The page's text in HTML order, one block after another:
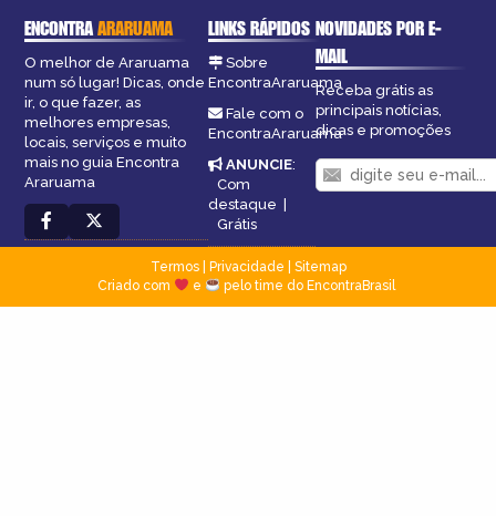
ENCONTRAARARUAMA
O melhor de Araruama
num só lugar! Dicas, onde
ir, o que fazer, as
melhores empresas,
locais, serviços e muito
mais no guia Encontra
Araruama
LINKS RÁPIDOS
Sobre
EncontraAraruama
Fale com o
EncontraAraruama
ANUNCIE:
Com
destaque |
Grátis
NOVIDADES POR E-
MAIL
Receba grátis as
principais notícias,
dicas e promoções
Termos| Privacidade
Sitemap
Criado com
e pelo time do EncontraBrasil